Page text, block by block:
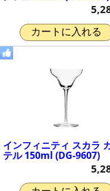
カートに入れる
インフィニティ スカラ
テル 150ml (DG-9607)